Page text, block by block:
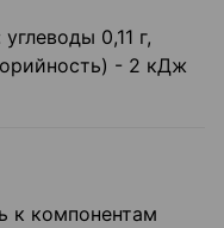
0,11 г,
- 2 кДж
к компонентам